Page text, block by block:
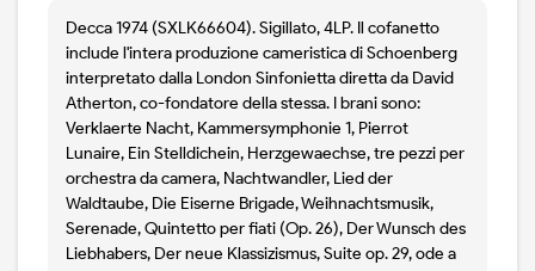
Decca 1974 (SXLK66604). Sigillato, 4LP. Il cofanetto
include l'intera produzione cameristica di Schoenberg
interpretato dalla London Sinfonietta diretta da David
Atherton, co-fondatore della stessa. I brani sono:
Verklaerte Nacht, Kammersymphonie 1, Pierrot
Lunaire, Ein Stelldichein, Herzgewaechse, tre pezzi per
orchestra da camera, Nachtwandler, Lied der
Waldtaube, Die Eiserne Brigade, Weihnachtsmusik,
Serenade, Quintetto per fiati (Op. 26), Der Wunsch des
Liebhabers, Der neue Klassizismus, Suite op. 29, ode a